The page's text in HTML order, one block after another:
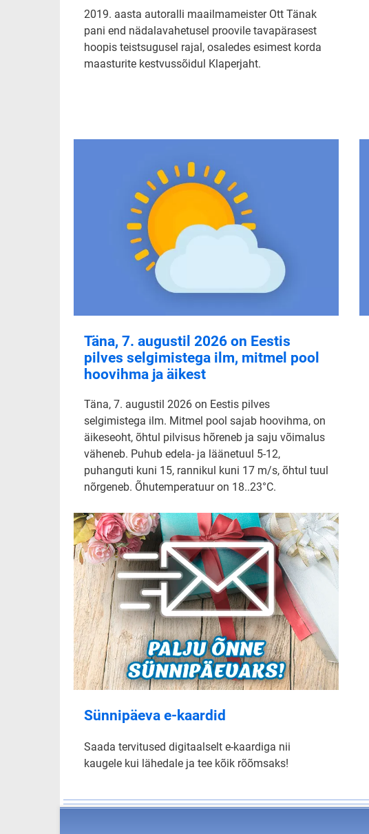
2019. aasta autoralli maailmameister Ott Tänak
pani end nädalavahetusel proovile tavapärasest
hoopis teistsugusel rajal, osaledes esimest korda
maasturite kestvussõidul Klaperjaht.
Täna, 7. augustil 2026 on Eestis
pilves selgimistega ilm, mitmel pool
hoovihma ja äikest
Täna, 7. augustil 2026 on Eestis pilves
selgimistega ilm. Mitmel pool sajab hoovihma, on
äikeseoht, õhtul pilvisus hõreneb ja saju võimalus
väheneb. Puhub edela- ja läänetuul 5-12,
puhanguti kuni 15, rannikul kuni 17 m/s, õhtul tuul
nõrgeneb. Õhutemperatuur on 18..23°C.
Sünnipäeva e-kaardid
Saada tervitused digitaalselt e-kaardiga nii
kaugele kui lähedale ja tee kõik rõõmsaks!